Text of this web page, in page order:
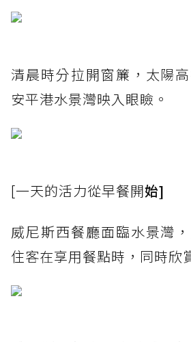
清晨時分拉開窗簾，太陽
安平港水景灣映入眼瞼。
[一天的活力從早餐開始]
威尼斯西餐廳面臨水景灣
住客在享用餐點時，同時欣